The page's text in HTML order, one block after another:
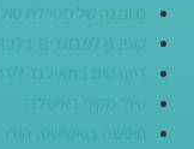
מיומנה של מטיילת
קופנגן למבוגרים בלבד
ריזורטים בתאילנד